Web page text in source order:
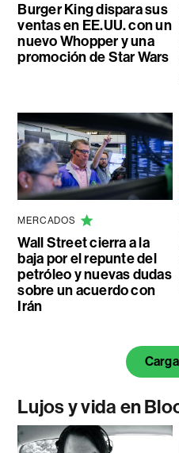
Burger King dispara sus
ventas en EE.UU. con un
nuevo Whopper y una
promoción de Star Wars
MERCADOS
Wall Street cierra a la
baja por el repunte del
petróleo y nuevas dudas
sobre un acuerdo con
Irán
Lujos y vida en